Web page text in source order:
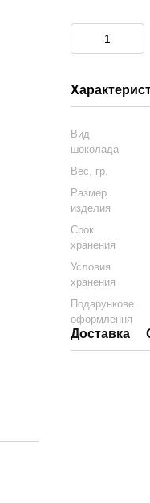
Вид
шоколада
Вес, гр.
Размер
изделия
Срок
хранения
Условия
хранения
Подарункове
оформлення
Доставка